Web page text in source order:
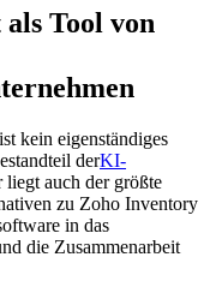
Tool von
kein eigenständiges
derKI-
liegt auch der größte
zu Zoho Inventory
in das
die Zusammenarbeit